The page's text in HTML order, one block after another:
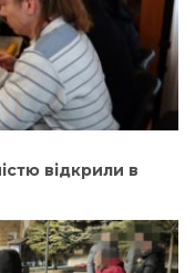
відкрили в